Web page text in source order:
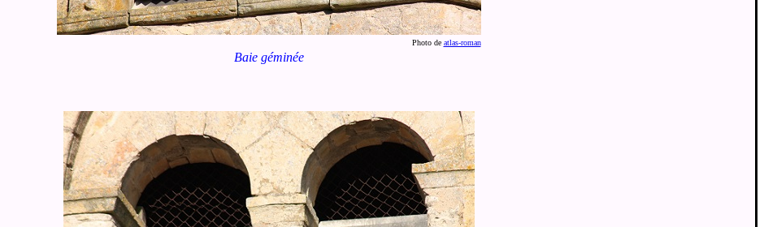
Photo de atlas-roman
Baie géminée